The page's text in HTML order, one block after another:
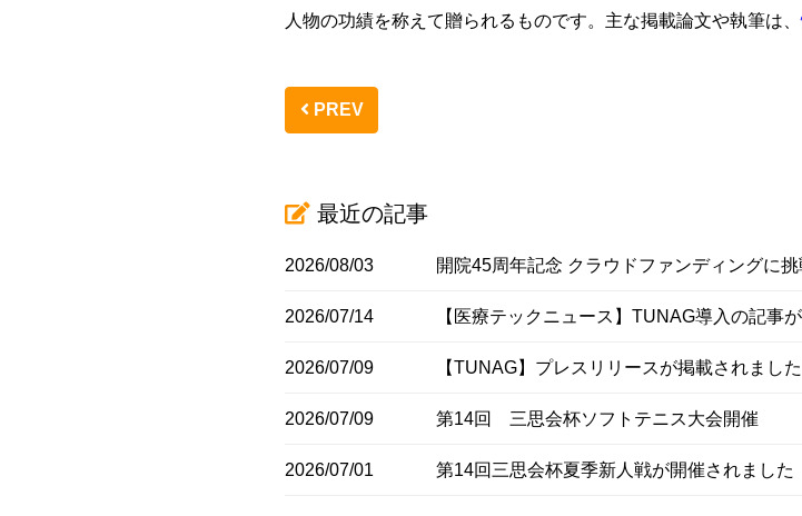
人物の功績を称えて贈られるものです。主な掲載論文や執筆は、
PREV
最近の記事
2026/08/03 開院45周年記念 クラウドファンディングに
2026/07/14 【医療テックニュース】TUNAG導入の記事
2026/07/09 【TUNAG】プレスリリースが掲載されました
2026/07/09 第14回 三思会杯ソフトテニス大会開催
2026/07/01 第14回三思会杯夏季新人戦が開催されました